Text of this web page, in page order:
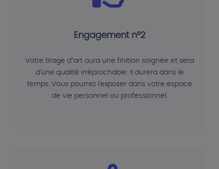
Engagement n°2
Votre tirage d"art aura une finition soignée et sera
d'une qualité irréprochable. Il durera dans le
temps. Vous pourrez l'exposer dans votre espace
de vie personnel ou professionnel.